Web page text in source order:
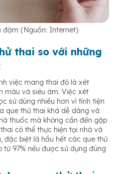
đậm (Nguồn: Internet)
thai so với những
việc mang thai đó là xét
máu và siêu âm. Việc xét
sử dùng nhiều hơn vì tính tiện
que thử thai khá dễ dàng và
thuốc mà không cần đến gặp
có thể thực hiện tại nhà và
đặc biệt là hầu hết các que thử
97% nếu được sử dụng đúng